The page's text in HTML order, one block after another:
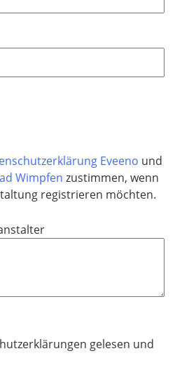
Eveeno und
Wimpfen zustimmen, wenn
registrieren möchten.
gelesen und